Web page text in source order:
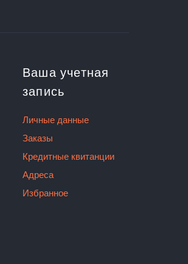
Ваша учетная
запись
Личные данные
Заказы
Кредитные квитанции
Адреса
Избранное